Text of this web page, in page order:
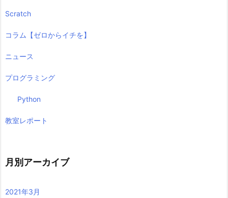
Scratch
コラム【ゼロからイチを】
ニュース
プログラミング
Python
教室レポート
月別アーカイブ
2021年3月